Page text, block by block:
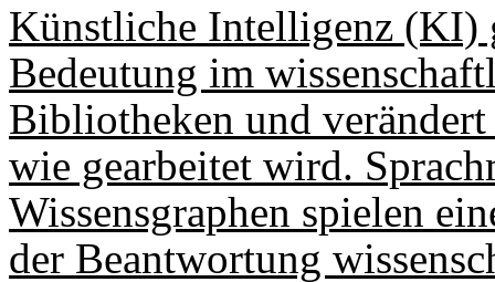
Künstliche Intelligenz (KI)
Bedeutung im
Bibliotheken und
wie gearbeitet wird.
Wissensgraphen spielen
der Beantwortung